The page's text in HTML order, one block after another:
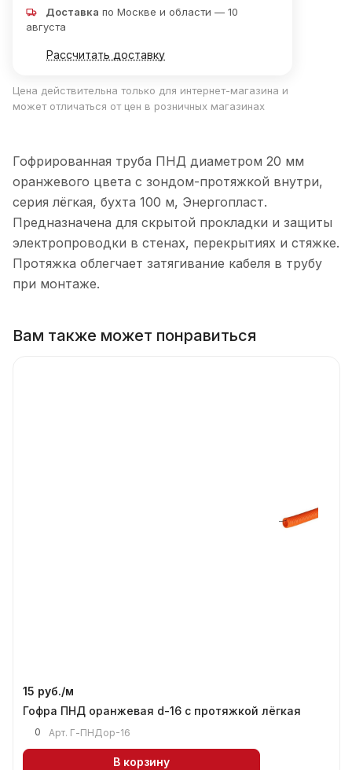
Доставка по Москве и области — 10
августа
Рассчитать доставку
Цена действительна только для интернет-магазина и
может отличаться от цен в розничных магазинах
Гофрированная труба ПНД диаметром 20 мм
оранжевого цвета с зондом-протяжкой внутри,
серия лёгкая, бухта 100 м, Энергопласт.
Предназначена для скрытой прокладки и защиты
электропроводки в стенах, перекрытиях и стяжке.
Протяжка облегчает затягивание кабеля в трубу
при монтаже.
Вам также может понравиться
15 руб./м
Гофра ПНД оранжевая d-16 с протяжкой лёгкая
0 Арт. Г-ПНДор-16
В корзину